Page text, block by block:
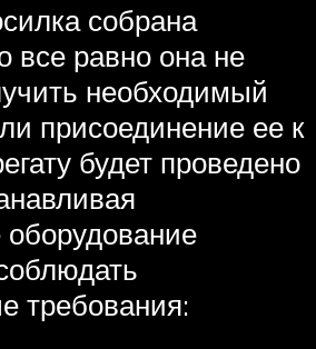
собрана
все равно она не
необходимый
присоединение ее к
будет проведено
требования: